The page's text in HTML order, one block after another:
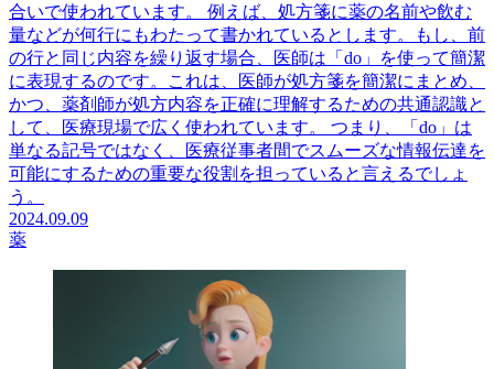
合いで使われています。 例えば、処方箋に薬の名前や飲む
量などが何行にもわたって書かれているとします。もし、前
の行と同じ内容を繰り返す場合、医師は「do」を使って簡潔
に表現するのです。これは、医師が処方箋を簡潔にまとめ、
かつ、薬剤師が処方内容を正確に理解するための共通認識と
して、医療現場で広く使われています。 つまり、「do」は
単なる記号ではなく、医療従事者間でスムーズな情報伝達を
可能にするための重要な役割を担っていると言えるでしょ
う。
2024.09.09
薬